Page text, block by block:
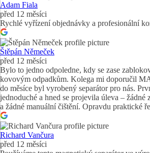
Adam Fiala
před 12 měsíci
Rychlé vyřízení objednávky a profesionální
Štěpán Němeček
před 12 měsíci
Bylo to jedno odpoledne, kdy se zase
kovovým odpadkům. Kolega mi doporučil
do měsíce byl vyrobený separátor pro nás.
jednoduché a hned se projevila úleva –
a žádné manuální čištění. Opravdu praktické
Richard Vančura
před 12 měsíci